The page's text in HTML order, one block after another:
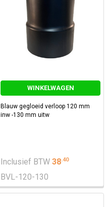
WINKELWAGEN
Blauw gegloeid verloop 120 mm
inw -130 mm uitw
Inclusief BTW 38 40
BVL-120-130